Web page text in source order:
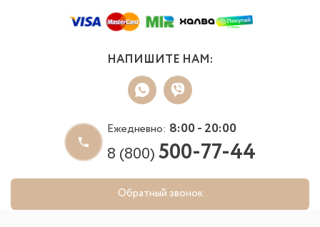
НАПИШИТЕ НАМ:
Ежедневно: 8:00 - 20:00
8 (800)500-77-44
Обратный звонок